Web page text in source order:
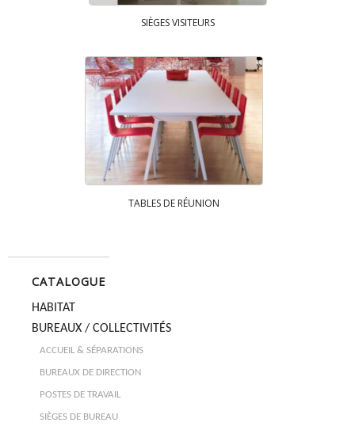
SIÈGES VISITEURS
TABLES DE RÉUNION
CATALOGUE
HABITAT
BUREAUX / COLLECTIVITÉS
ACCUEIL & SÉPARATIONS
BUREAUX DE DIRECTION
POSTES DE TRAVAIL
SIÈGES DE BUREAU